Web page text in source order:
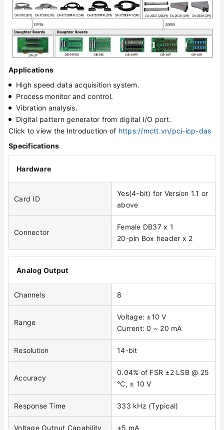
Applications
High speed data acquisition system.
Process monitor and control.
Vibration analysis.
Digital pattern generator from digital I/O port.
Click to view the Introduction of https://mctt.vn/pci-icp-das
Specifications
Hardware
Card ID
Yes(4-bit) for Version 1.1 or
above
Connector
Female DB37 x 1
20-pin Box header x 2
Analog Output
Channels 8
Range
Voltage: ±10 V
Current: 0 ~ 20 mA
Resolution 14-bit
Accuracy
0.04% of FSR ±2 LSB @ 25
°C, ± 10 V
Response Time 333 kHz (Typical)
Voltage Output Capability ±5 mA